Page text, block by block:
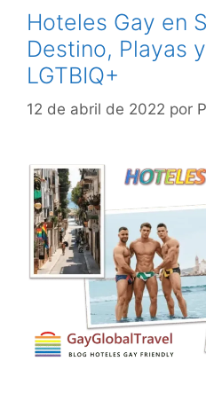
Hoteles Gay en
Destino, Playas
LGTBIQ+
12 de abril de 2022 por